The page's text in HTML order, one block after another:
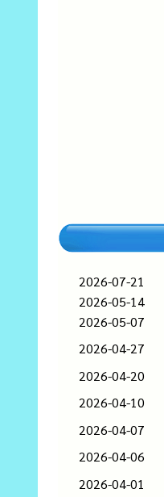
2026-07-21
2026-05-14
2026-05-07
2026-04-27
2026-04-20
2026-04-10
2026-04-07
2026-04-06
2026-04-01